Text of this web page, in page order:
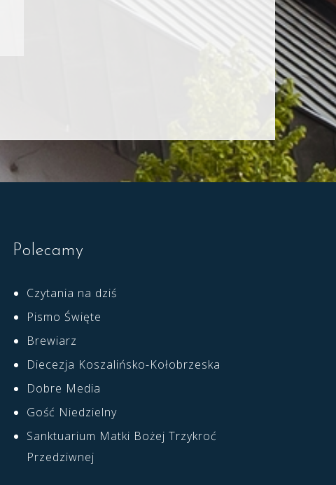
Polecamy
Czytania na dziś
Pismo Święte
Brewiarz
Diecezja Koszalińsko-Kołobrzeska
Dobre Media
Gość Niedzielny
Sanktuarium Matki Bożej Trzykroć
Przedziwnej